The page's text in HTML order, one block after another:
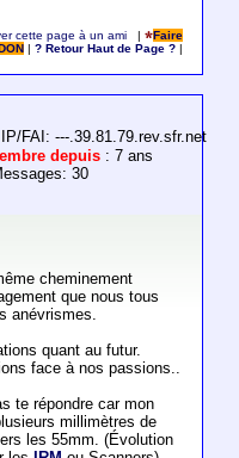
cette page à un ami |
Faire
|? Retour Haut de Page ?
IP/FAI: ---.39.81.79.rev.sfr.net
depuis : 7 ans
30
cheminement
que nous tous
anévrismes.
quant au futur.
face à nos passions..
te répondre car mon
millimètres de
les 55mm. (Évolution